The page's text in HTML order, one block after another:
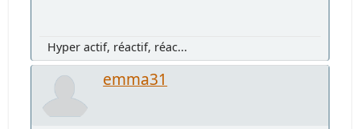
Hyper actif, réactif, réac...
emma31